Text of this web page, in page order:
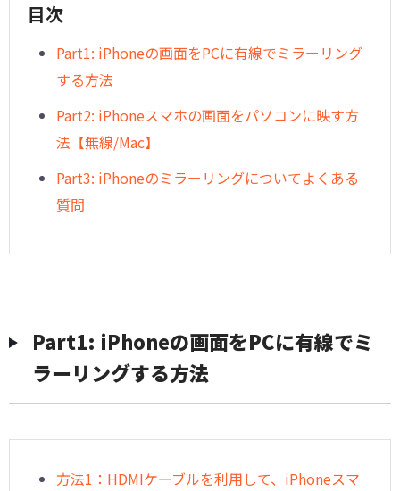
目次
Part1: iPhoneの画面をPCに有線でミラーリング
する方法
Part2: iPhoneスマホの画面をパソコンに映す方
法【無線/Mac】
Part3: iPhoneのミラーリングについてよくある
質問
Part1: iPhoneの画面をPCに有線でミ
ラーリングする方法
方法1：HDMIケーブルを利用して、iPhoneスマ